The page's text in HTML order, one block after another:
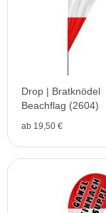
Drop | Bratknödel
Beachflag (2604)
ab 19,50 €